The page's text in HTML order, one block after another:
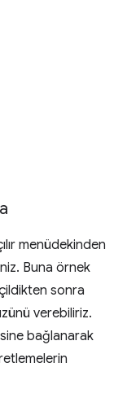
menüdekinden
Buna örnek
sonra
verebiliriz.
bağlanarak